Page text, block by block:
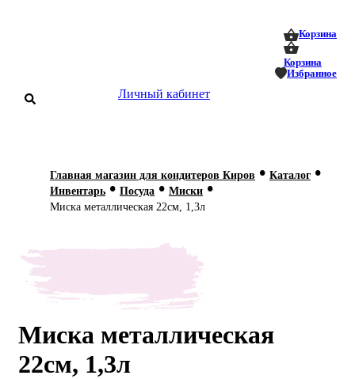
Корзина
Корзина
Избранное
Личный кабинет
О нас
Главная магазин для кондитеров Киров • Каталог •
Инвентарь • Посуда • Миски •
Миска металлическая 22см, 1,3л
Миска металлическая
22см, 1,3л